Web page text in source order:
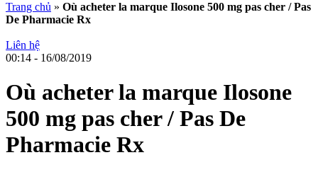
Trang chủ » Où acheter la marque Ilosone 500 mg pas cher / Pas
De Pharmacie Rx
Liên hệ
00:14 - 16/08/2019
Où acheter la marque Ilosone
500 mg pas cher / Pas De
Pharmacie Rx